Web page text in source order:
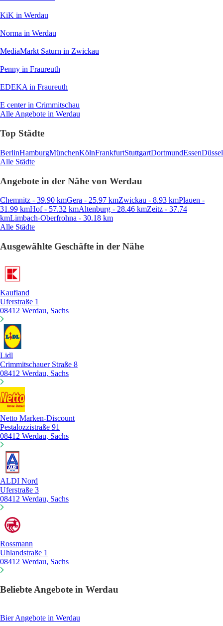
KiK in Werdau
Norma in Werdau
MediaMarkt Saturn in Zwickau
Penny in Fraureuth
EDEKA in Fraureuth
E centerin Crimmitschau
Alle Angebote in Werdau
Top Städte
BerlinHamburgMünchenKölnFrankfurtStuttgartDortmundEssen
Alle Städte
Angebote in der Nähe von Werdau
Chemnitz - 39.90 kmGera - 25.97 kmZwickau - 8.93 kmPlauen -
31.99 kmHof - 57.32 kmAltenburg - 28.46 kmZeitz - 37.74
kmLimbach-Oberfrohna - 30.18 km
Alle Städte
Ausgewählte Geschäfte in der Nähe
Kaufland
Uferstraße 1
08412 Werdau, Sachs
Lidl
Crimmitschauer Straße 8
08412 Werdau, Sachs
Netto Marken-Discount
Pestalozzistraße 91
08412 Werdau, Sachs
ALDI Nord
Uferstraße 3
08412 Werdau, Sachs
Rossmann
Uhlandstraße 1
08412 Werdau, Sachs
Beliebte Angebote in Werdau
BierAngebote in Werdau